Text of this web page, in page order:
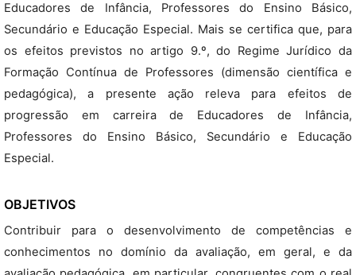
Educadores de Infância, Professores do Ensino Básico,
Secundário e Educação Especial. Mais se certifica que, para
os efeitos previstos no artigo 9.º, do Regime Jurídico da
Formação Contínua de Professores (dimensão científica e
pedagógica), a presente ação releva para efeitos de
progressão em carreira de Educadores de Infância,
Professores do Ensino Básico, Secundário e Educação
Especial.
OBJETIVOS
Contribuir para o desenvolvimento de competências e
conhecimentos no domínio da avaliação, em geral, e da